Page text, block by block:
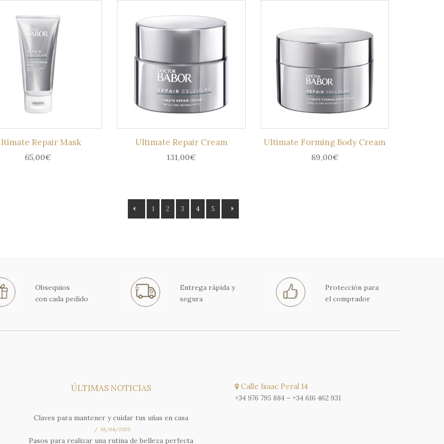
Repair Mask
65,00€
Ultimate Repair Cream
131,00€
Ultimate Forming Body Cream
89,00€
1 2 3 4 5
Obsequios
con cada pedido
Entrega rápida y
segura
Protección para
el comprador
ÚLTIMAS NOTICIAS
Claves para mantener y cuidar tus uñas en casa
01/04/2020
Pasos para realizar una rutina de belleza perfecta
Calle Isaac Peral 14
+34 976 795 884– +34 616 462 931